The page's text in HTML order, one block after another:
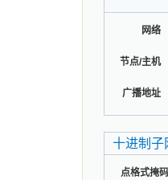
网络
节点/主机
广播地址
十进制子
点格式掩码